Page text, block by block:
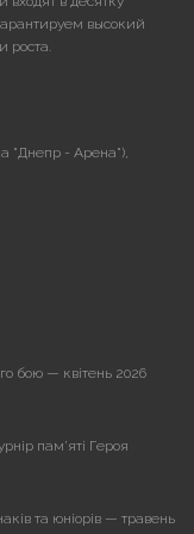
высокий
роста.
"Днепр - Арена"),
бою — квітень 2026
пам’яті Героя
та юніорів — травень